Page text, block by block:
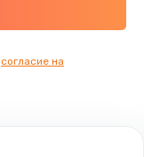
согласие на